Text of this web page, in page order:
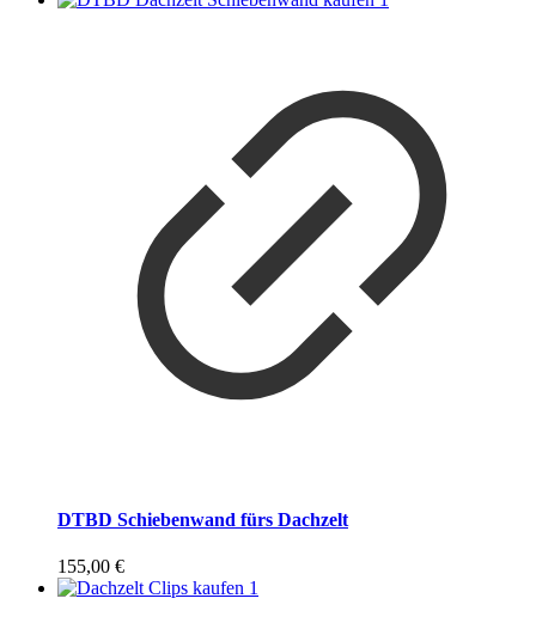
DTBD Schiebenwand fürs Dachzelt
155,00 €